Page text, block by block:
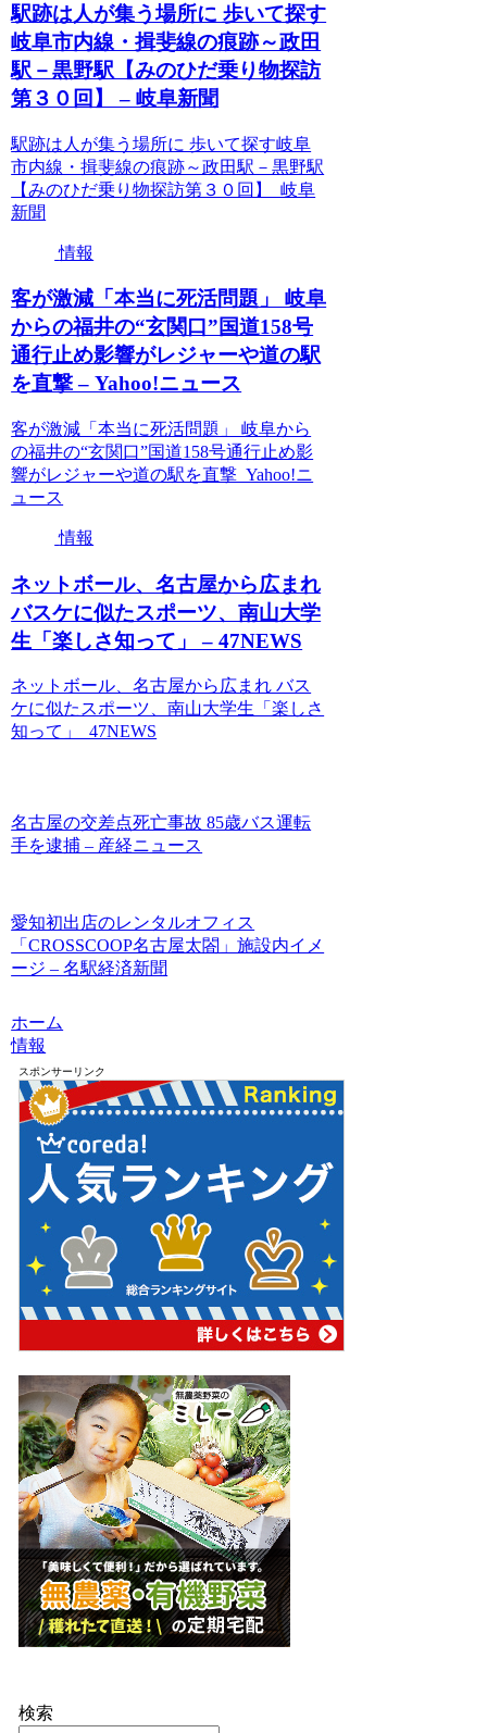
駅跡は人が集う場所に 歩いて探す
岐阜市内線・揖斐線の痕跡～政田
駅－黒野駅【みのひだ乗り物探訪
第３０回】 – 岐阜新聞
駅跡は人が集う場所に 歩いて探す岐阜
市内線・揖斐線の痕跡～政田駅－黒野駅
【みのひだ乗り物探訪第３０回】 岐阜
新聞
情報
客が激減「本当に死活問題」 岐阜
からの福井の“玄関口”国道158号
通行止め影響がレジャーや道の駅
を直撃 – Yahoo!ニュース
客が激減「本当に死活問題」 岐阜から
の福井の“玄関口”国道158号通行止め影
響がレジャーや道の駅を直撃 Yahoo!ニ
ュース
情報
ネットボール、名古屋から広まれ
バスケに似たスポーツ、南山大学
生「楽しさ知って」 – 47NEWS
ネットボール、名古屋から広まれ バス
ケに似たスポーツ、南山大学生「楽しさ
知って」 47NEWS
名古屋の交差点死亡事故 85歳バス運転
手を逮捕 – 産経ニュース
愛知初出店のレンタルオフィス
「CROSSCOOP名古屋太閤」施設内イメ
ージ – 名駅経済新聞
ホーム
情報
スポンサーリンク
検索